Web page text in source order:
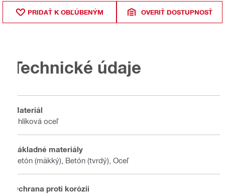
PRIDAŤ K OBĽÚBENÝM OVERIŤ DOSTUPNOSŤ
Technické údaje
Materiál
Uhlíková oceľ
Základné materiály
Betón (mäkký), Betón (tvrdý), Oceľ
Ochrana proti korózii